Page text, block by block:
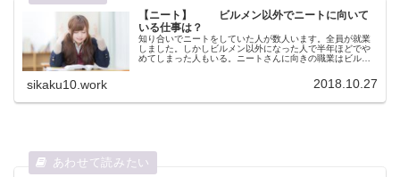
【ニート】 ビルメン以外でニートに向いて
いる仕事は？
知り合いでニートをしていた人が数人います。全員が就業
しました。しかしビルメン以外になった人で半年ほどでや
めてしまった人もいる。ニートさんに向きの職業はビルメ
sikaku10.work 2018.10.27